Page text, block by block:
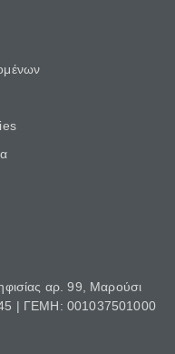
αρ. 99, Μαρούσι
| ΓΕΜΗ: 001037501000